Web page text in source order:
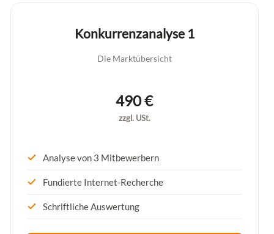
Konkurrenzanalyse 1
Die Marktübersicht
490 €
zzgl. USt.
Analyse von 3 Mitbewerbern
Fundierte Internet-Recherche
Schriftliche Auswertung